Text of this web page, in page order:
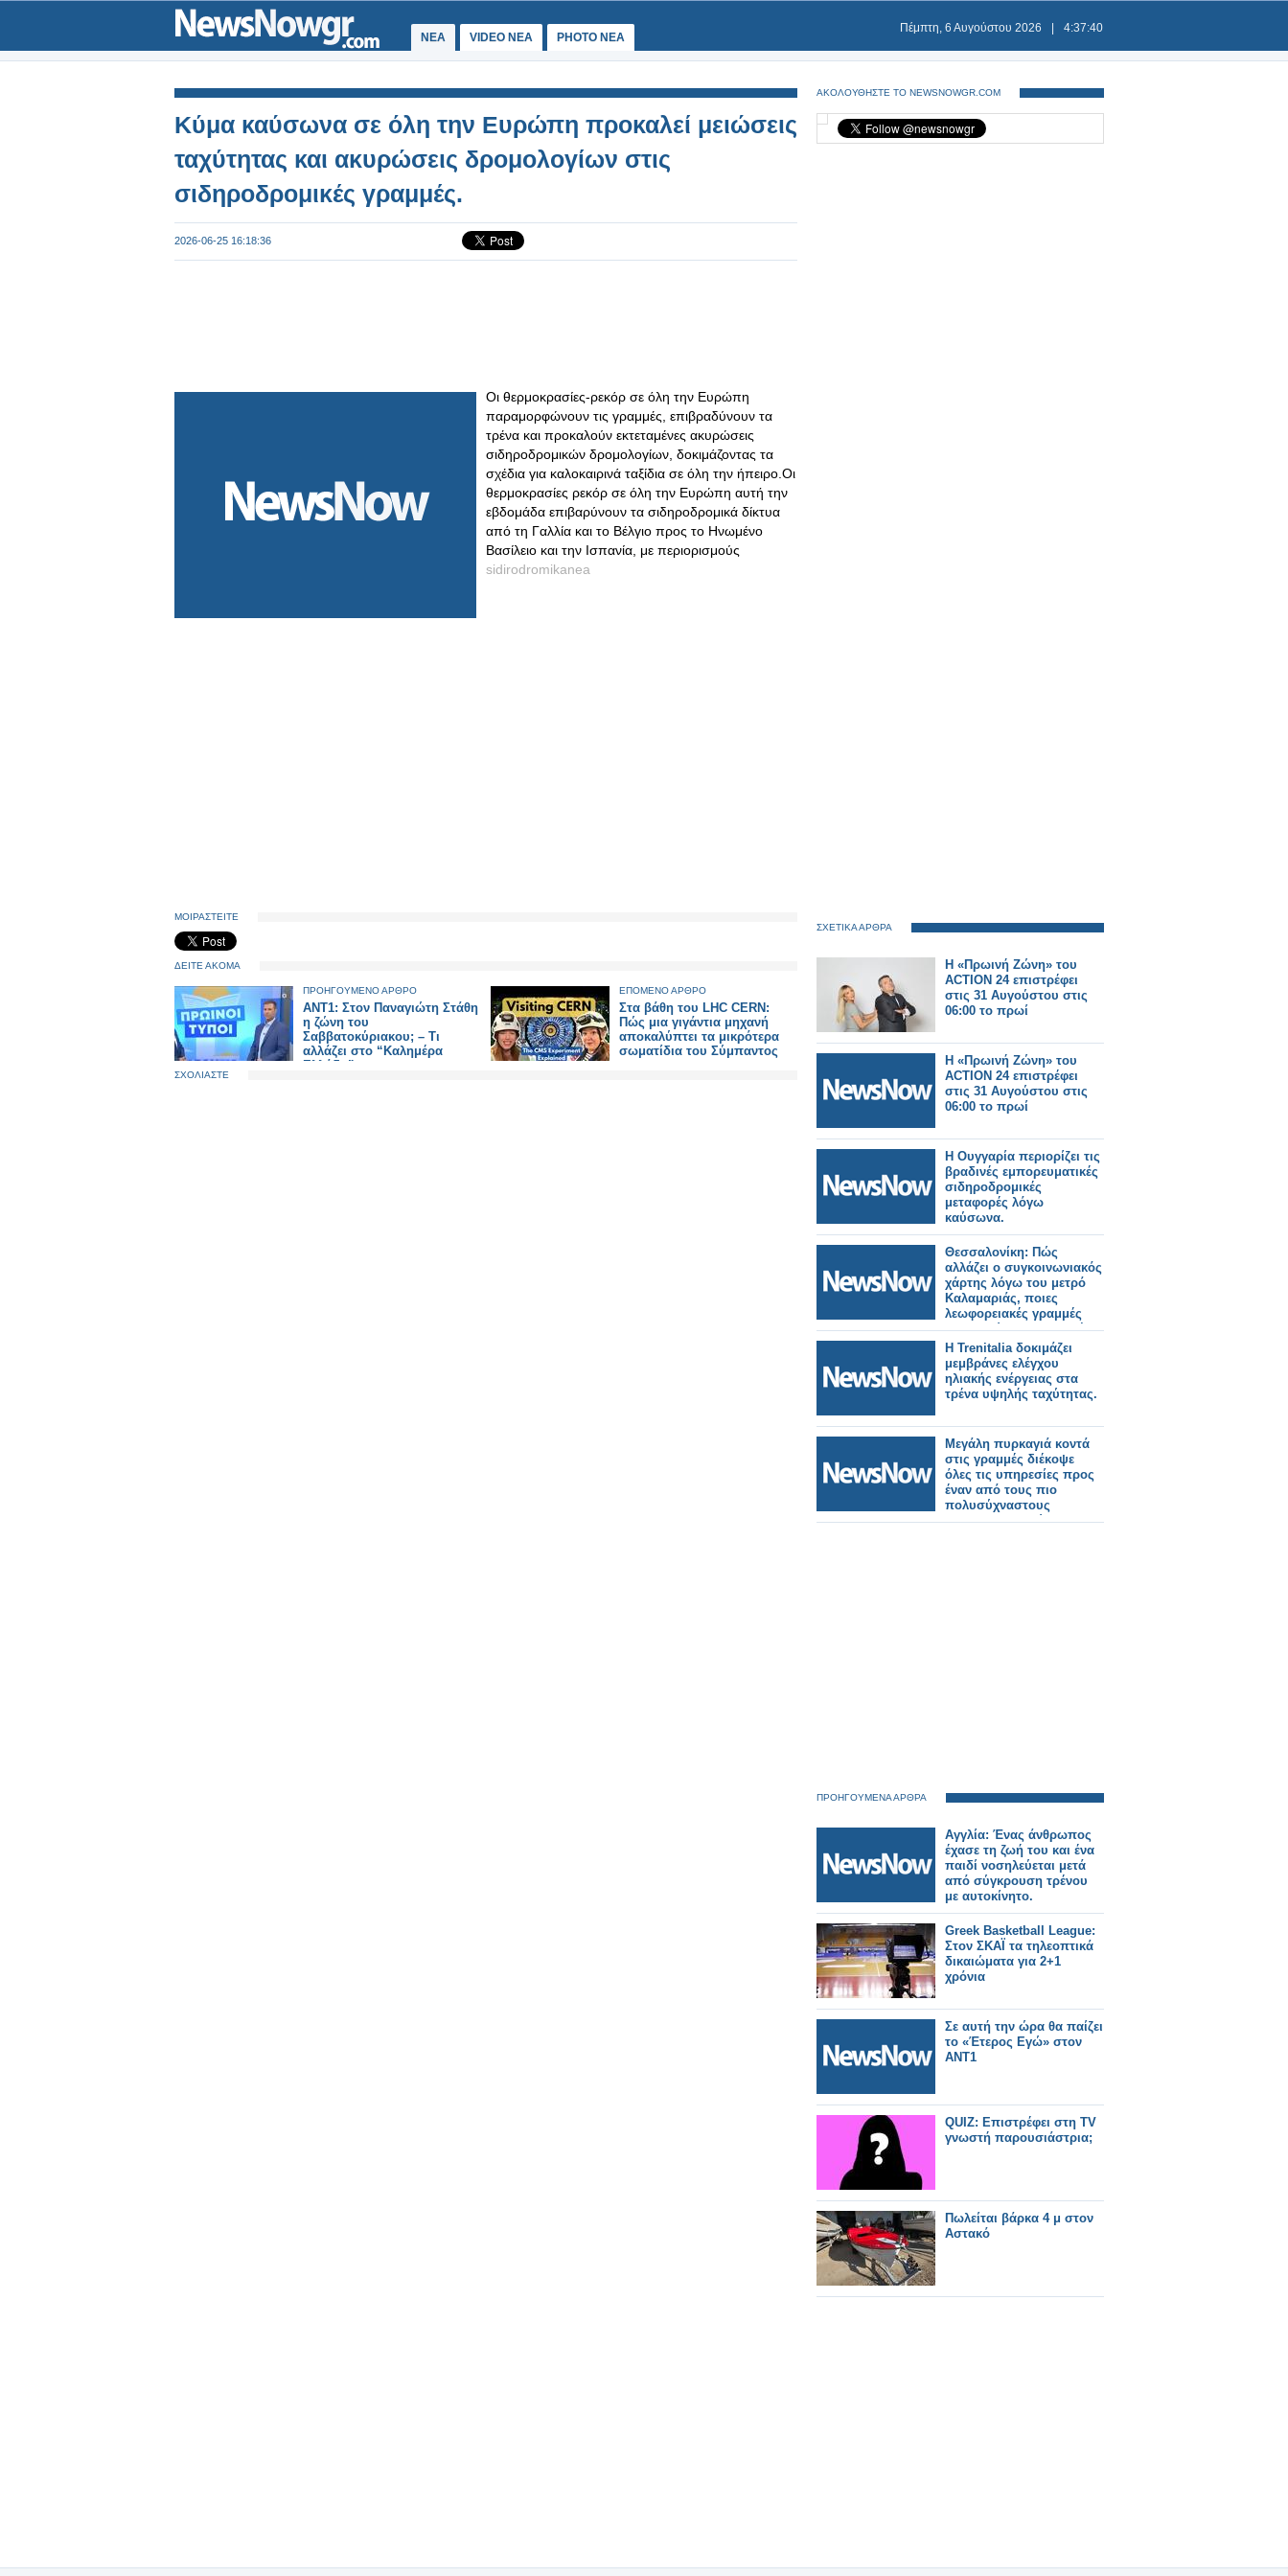
ΝΕΑ VIDEO NEA PHOTO NEA
Πέμπτη, 6 Αυγούστου 2026 4:37:40
Κύμα καύσωνα σε όλη την Ευρώπη προκαλεί μειώσεις
ταχύτητας και ακυρώσεις δρομολογίων στις
σιδηροδρομικές γραμμές.
2026-06-25 16:18:36
Οι θερμοκρασίες-ρεκόρ σε όλη την Ευρώπη
παραμορφώνουν τις γραμμές, επιβραδύνουν τα
τρένα και προκαλούν εκτεταμένες ακυρώσεις
σιδηροδρομικών δρομολογίων, δοκιμάζοντας τα
σχέδια για καλοκαιρινά ταξίδια σε όλη την ήπειρο.Οι
θερμοκρασίες ρεκόρ σε όλη την Ευρώπη αυτή την
εβδομάδα επιβαρύνουν τα σιδηροδρομικά δίκτυα
από τη Γαλλία και το Βέλγιο προς το Ηνωμένο
Βασίλειο και την Ισπανία, με περιορισμούς
sidirodromikanea
ΜΟΙΡΑΣΤΕΙΤΕ
ΔΕΙΤΕ ΑΚΟΜΑ
ΠΡΟΗΓΟΥΜΕΝΟ ΑΡΘΡΟ
ANT1: Στον Παναγιώτη Στάθη
η ζώνη του
Σαββατοκύριακου; – Τι
αλλάζει στο “Καλημέρα
Ελλάδα”;
ΕΠΟΜΕΝΟ ΑΡΘΡΟ
Στα βάθη του LHC CERN:
Πώς μια γιγάντια μηχανή
αποκαλύπτει τα μικρότερα
σωματίδια του Σύμπαντος
ΣΧΟΛΙΑΣΤΕ
ΑΚΟΛΟΥΘΗΣΤΕ ΤΟ NEWSNOWGR.COM
ΣΧΕΤΙΚΑ ΑΡΘΡΑ
Η «Πρωινή Ζώνη» του
ACTION 24 επιστρέφει
στις 31 Αυγούστου στις
06:00 το πρωί
Η «Πρωινή Ζώνη» του
ACTION 24 επιστρέφει
στις 31 Αυγούστου στις
06:00 το πρωί
Η Ουγγαρία περιορίζει τις
βραδινές εμπορευματικές
σιδηροδρομικές
μεταφορές λόγω
καύσωνα.
Θεσσαλονίκη: Πώς
αλλάζει ο συγκοινωνιακός
χάρτης λόγω του μετρό
Καλαμαριάς, ποιες
λεωφορειακές γραμμές
καταργούνται, ποιες νέες
θα λειτουργήσουν, ποιες
αλλάζουν.
Η Trenitalia δοκιμάζει
μεμβράνες ελέγχου
ηλιακής ενέργειας στα
τρένα υψηλής ταχύτητας.
Μεγάλη πυρκαγιά κοντά
στις γραμμές διέκοψε
όλες τις υπηρεσίες προς
έναν από τους πιο
πολυσύχναστους
σιδηροδρομικούς
ΠΡΟΗΓΟΥΜΕΝΑ ΑΡΘΡΑ
Αγγλία: Ένας άνθρωπος
έχασε τη ζωή του και ένα
παιδί νοσηλεύεται μετά
από σύγκρουση τρένου
με αυτοκίνητο.
Greek Basketball League:
Στον ΣΚΑΪ τα τηλεοπτικά
δικαιώματα για 2+1
χρόνια
Σε αυτή την ώρα θα παίζει
το «Έτερος Εγώ» στον
ΑΝΤ1
QUIZ: Επιστρέφει στη TV
γνωστή παρουσιάστρια;
Πωλείται βάρκα 4 μ στον
Αστακό